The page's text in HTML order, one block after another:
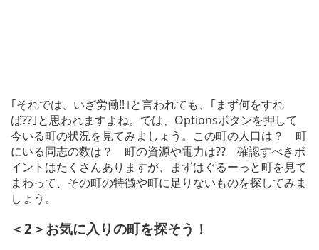
｢それでは、いざ労働!!｣と言われても、｢まず何をすれ
ば??｣と思われますよね。では、Optionsボタンを押して
今いる町の状況を見てみましょう。この町の人口は？ 町
にいる同志の数は？ 町の資源や電力は?? 確認すべきポ
イントはたくさんありますが、まずはぐるーっと町を見て
まわって、その町の特徴や町に足りないものを探してみま
しょう。
＜2＞お気に入りの町を探そう！